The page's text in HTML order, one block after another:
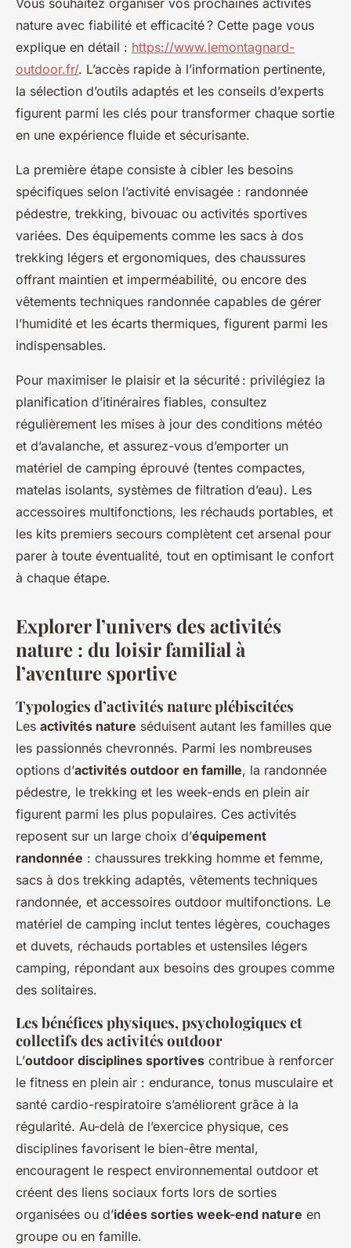
Vous souhaitez organiser vos prochaines activités
nature avec fiabilité et efficacité ? Cette page vous
explique en détail : https://www.lemontagnard-
outdoor.fr/. L’accès rapide à l’information pertinente,
la sélection d’outils adaptés et les conseils d’experts
figurent parmi les clés pour transformer chaque sortie
en une expérience fluide et sécurisante.
La première étape consiste à cibler les besoins
spécifiques selon l’activité envisagée : randonnée
pédestre, trekking, bivouac ou activités sportives
variées. Des équipements comme les sacs à dos
trekking légers et ergonomiques, des chaussures
offrant maintien et imperméabilité, ou encore des
vêtements techniques randonnée capables de gérer
l’humidité et les écarts thermiques, figurent parmi les
indispensables.
Pour maximiser le plaisir et la sécurité : privilégiez la
planification d’itinéraires fiables, consultez
régulièrement les mises à jour des conditions météo
et d’avalanche, et assurez-vous d’emporter un
matériel de camping éprouvé (tentes compactes,
matelas isolants, systèmes de filtration d’eau). Les
accessoires multifonctions, les réchauds portables, et
les kits premiers secours complètent cet arsenal pour
parer à toute éventualité, tout en optimisant le confort
à chaque étape.
Explorer l’univers des activités
nature : du loisir familial à
l’aventure sportive
Typologies d’activités nature plébiscitées
Les activités nature séduisent autant les familles que
les passionnés chevronnés. Parmi les nombreuses
options d’activités outdoor en famille, la randonnée
pédestre, le trekking et les week-ends en plein air
figurent parmi les plus populaires. Ces activités
reposent sur un large choix d’équipement
randonnée : chaussures trekking homme et femme,
sacs à dos trekking adaptés, vêtements techniques
randonnée, et accessoires outdoor multifonctions. Le
matériel de camping inclut tentes légères, couchages
et duvets, réchauds portables et ustensiles légers
camping, répondant aux besoins des groupes comme
des solitaires.
Les bénéfices physiques, psychologiques et
collectifs des activités outdoor
L’outdoor disciplines sportives contribue à renforcer
le fitness en plein air : endurance, tonus musculaire et
santé cardio-respiratoire s’améliorent grâce à la
régularité. Au-delà de l’exercice physique, ces
disciplines favorisent le bien-être mental,
encouragent le respect environnemental outdoor et
créent des liens sociaux forts lors de sorties
organisées ou d’idées sorties week-end nature en
groupe ou en famille.